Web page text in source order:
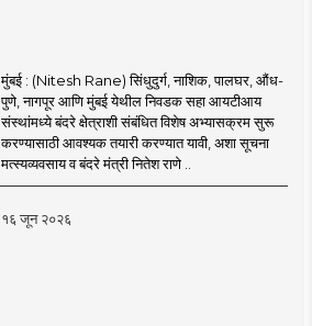
मुंबई : (Nitesh Rane) सिंधुदुर्ग, नाशिक, पालघर, औंध-
पुणे, नागपूर आणि मुंबई येथील निवडक सहा आयटीआय
संस्थांमध्ये बंदरे क्षेत्राशी संबंधित विशेष अभ्यासक्रम सुरू
करण्यासाठी आवश्यक तयारी करण्यात यावी, अशा सूचना
मत्स्यव्यवसाय व बंदरे मंत्री नितेश राणे ..
१६ जून २०२६